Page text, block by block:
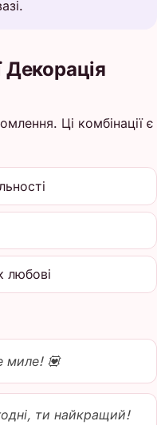
Декорація
Ці комбінації є
любові
миле! 💟
ти найкращий!